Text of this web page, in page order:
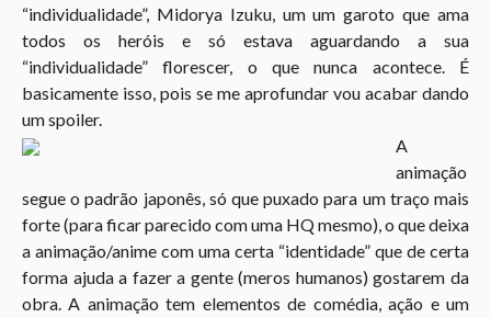
“individualidade”, Midorya Izuku, um um garoto que ama
todos os heróis e só estava aguardando a sua
“individualidade” florescer, o que nunca acontece. É
basicamente isso, pois se me aprofundar vou acabar dando
um spoiler.
A
animação
segue o padrão japonês, só que puxado para um traço mais
forte (para ficar parecido com uma HQ mesmo), o que deixa
a animação/anime com uma certa “identidade” que de certa
forma ajuda a fazer a gente (meros humanos) gostarem da
obra. A animação tem elementos de comédia, ação e um